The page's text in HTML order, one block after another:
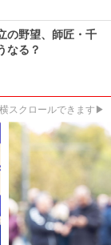
の野望、師匠・千
なる？
スクロールできます▶